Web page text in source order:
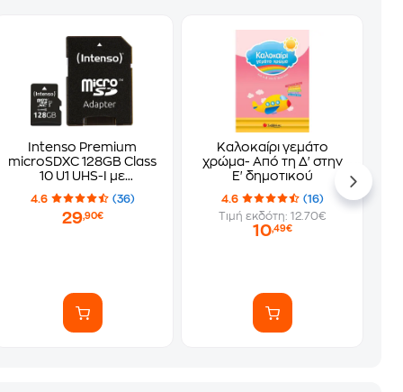
Intenso Premium
microSDXC 128GB Class
10 U1 UHS-I με
αντάπτορα
4.6 (36)
29,90€
Καλοκαίρι γεμάτο
χρώμα- Από τη Δ' στην
Ε' δημοτικού
4.6
(16)
Τιμή εκδότη: 12.70€
10,49€